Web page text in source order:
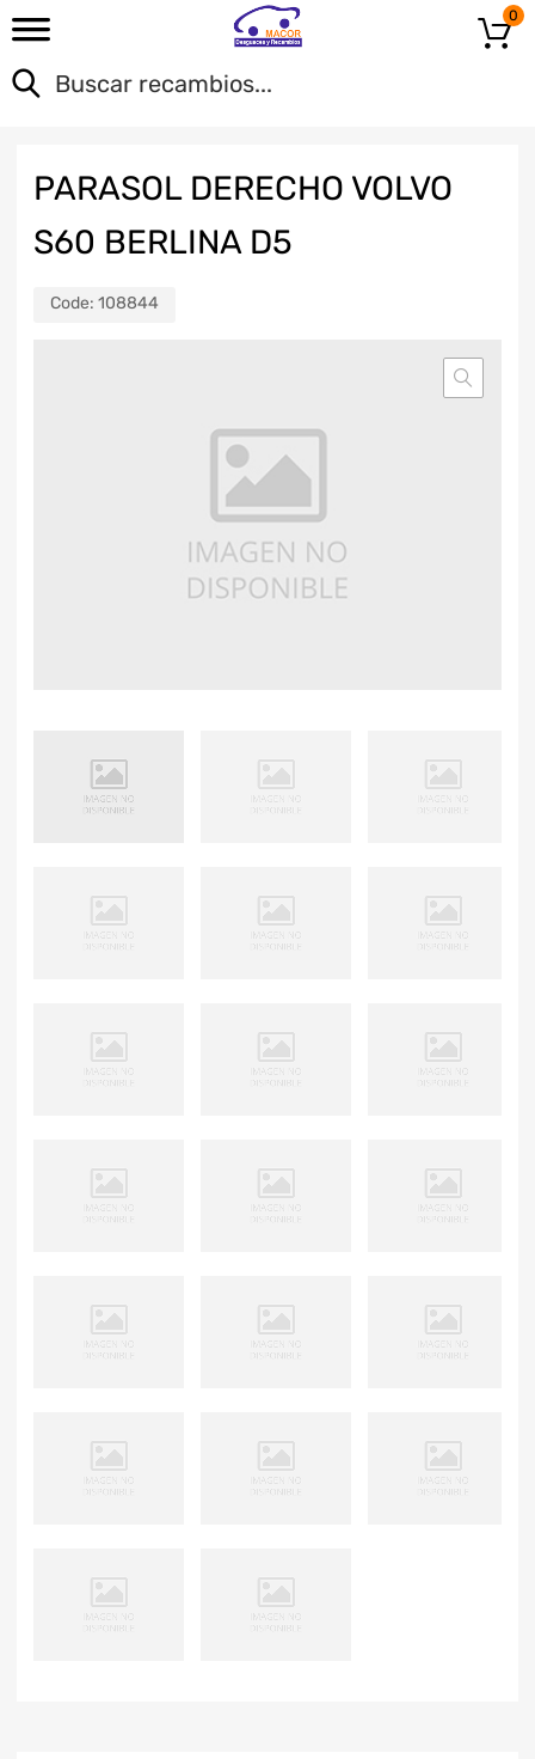
0
PARASOL DERECHO VOLVO
S60 BERLINA D5
Code: 108844